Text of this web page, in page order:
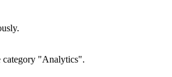
category "Analytics".